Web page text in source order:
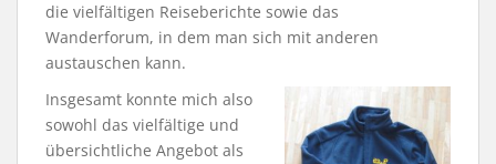
die vielfältigen Reiseberichte sowie das
Wanderforum, in dem man sich mit anderen
austauschen kann.
Insgesamt konnte mich also
sowohl das vielfältige und
übersichtliche Angebot als